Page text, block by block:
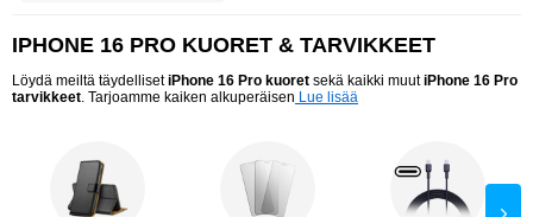
IPHONE 16 PRO KUORET & TARVIKKEET
Löydä meiltä täydellisetiPhone 16 Pro kuoret sekä kaikki muutiPhone 16 Pro
tarvikkeet. Tarjoamme kaiken alkuperäisen Lue lisää